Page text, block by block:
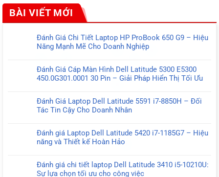
BÀI VIẾT MỚI
Đánh Giá Chi Tiết Laptop HP ProBook 650 G9 – Hiệu
Năng Mạnh Mẽ Cho Doanh Nghiệp
bình
luận
Đánh
Giá
Laptop
HP
650
G9
Đánh Giá Cáp Màn Hình Dell Latitude 5300 E5300
450.0G301.0001 30 Pin – Giải Pháp Hiển Thị Tối Ưu
bình
luận
Đánh
Giá
Hình
Dell
Đánh Giá Laptop Dell Latitude 5591 i7-8850H – Đối
Tác Tin Cậy Cho Doanh Nhân
bình
luận
Đánh
Giá
Đánh giá Laptop Dell Latitude 5420 i7-1185G7 – Hiệu
năng và Thiết kế Hoàn Hảo
bình
Đánh giá chi tiết laptop Dell Latitude 3410 i5-10210U:
Sự lựa chọn tối ưu cho công việc